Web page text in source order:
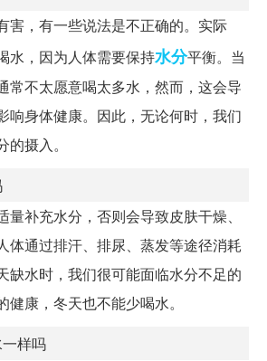
害，有一些说法是不正确的。实际
水，因为人体需要保持水分平衡。当
常不太愿意喝太多水，然而，这会导
响身体健康。因此，无论何时，我们
摄入。
补充水分，否则会导致皮肤干燥、
体通过排汗、排尿、蒸发等途径消耗
缺水时，我们很可能面临水分不足的
康，冬天也不能少喝水。
样吗